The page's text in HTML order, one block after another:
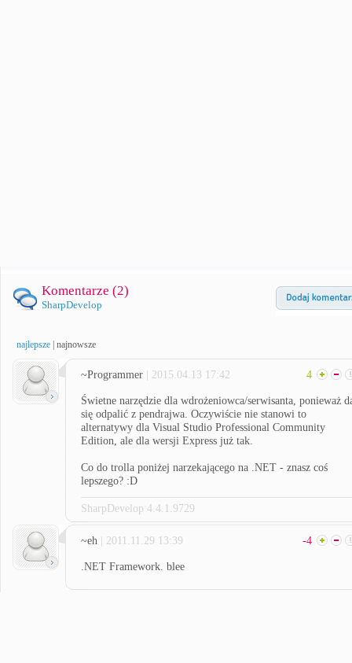
Komentarze (2)
SharpDevelop
najlepsze najnowsze
~Programmer | 2015.04.13 17:42 4
Świetne narzędzie dla wdrożeniowca/serwisanta, ponieważ
się odpalić z pendrajwa. Oczywiście nie stanowi to
alternatywy dla Visual Studio Professional Community
Edition, ale dla wersji Express już tak.
Co do trolla poniżej narzekającego na .NET - znasz coś
lepszego? :D
SharpDevelop 4.4.1.9729
~eh | 2011.11.29 13:39 -4
.NET Framework. blee